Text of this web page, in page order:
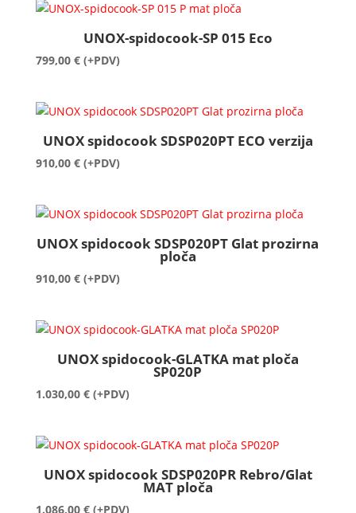
UNOX-spidocook-SP 015 Eco
799,00 € (+PDV)
UNOX spidocook SDSP020PT ECO verzija
910,00 € (+PDV)
UNOX spidocook SDSP020PT Glat prozirna
ploča
910,00 € (+PDV)
UNOX spidocook-GLATKA mat ploča
SP020P
1.030,00 € (+PDV)
UNOX spidocook SDSP020PR Rebro/Glat
MAT ploča
1.086,00 € (+PDV)